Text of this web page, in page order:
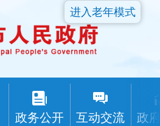
政务公开 互动交流 政
进入老年模式